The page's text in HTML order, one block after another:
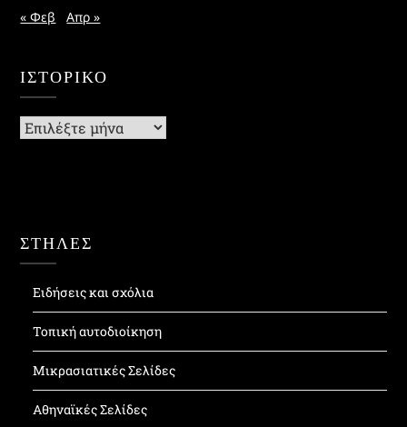
« Φεβ
Απρ »
ΙΣΤΟΡΙΚΌ
Ιστορικό
ΣΤΗΛΕΣ
Ειδήσεις και σχόλια
Τοπική αυτοδιοίκηση
Μικρασιατικές Σελίδες
Αθηναϊκές Σελίδες